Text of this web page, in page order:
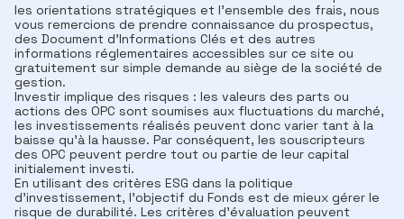
les orientations stratégiques et l'ensemble des frais, nous
vous remercions de prendre connaissance du prospectus,
des Document d’Informations Clés et des autres
informations réglementaires accessibles sur ce site ou
gratuitement sur simple demande au siège de la société de
gestion.
Investir implique des risques : les valeurs des parts ou
actions des OPC sont soumises aux fluctuations du marché,
les investissements réalisés peuvent donc varier tant à la
baisse qu’à la hausse. Par conséquent, les souscripteurs
des OPC peuvent perdre tout ou partie de leur capital
initialement investi.
En utilisant des critères ESG dans la politique
d'investissement, l'objectif du Fonds est de mieux gérer le
risque de durabilité. Les critères d'évaluation peuvent